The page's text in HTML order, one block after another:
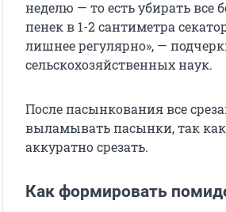
неделю — то есть убирать все
пенек в 1-2 сантиметра
лишнее регулярно», —
сельскохозяйственных наук.
После пасынкования все
выламывать пасынки, так как
аккуратно срезать.
Как формировать